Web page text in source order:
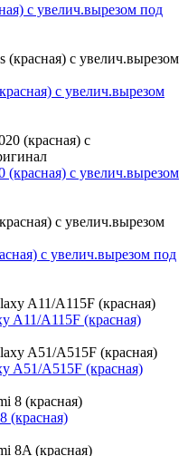
с увелич.вырезом под
с увелич.вырезом
(красная) с увелич.вырезом
с увелич.вырезом под
A11/A115F (красная)
A51/A515F (красная)
(красная)